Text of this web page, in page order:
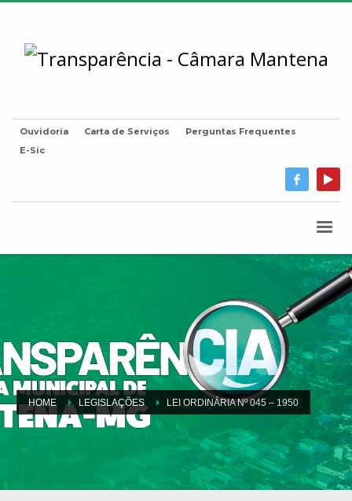
Ouvidoria Carta de Serviços
Perguntas Frequentes
E-Sic
HOME LEGISLAÇÕES LEI ORDINÁRIA Nº 045 – 1950